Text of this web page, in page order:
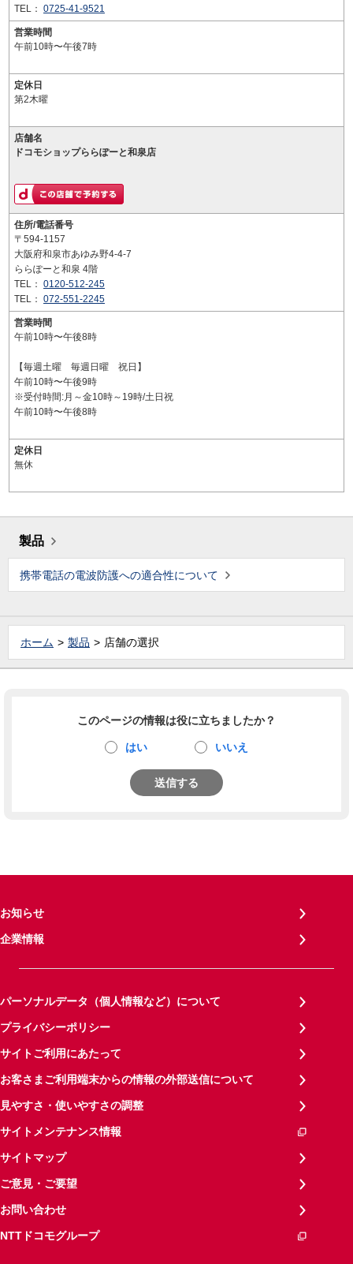
TEL： 0725-41-9521
営業時間
午前10時〜午後7時
定休日
第2木曜
店舗名
ドコモショップららぽーと和泉店
住所/電話番号
〒594-1157
大阪府和泉市あゆみ野4-4-7
ららぽーと和泉 4階
TEL： 0120-512-245
TEL： 072-551-2245
営業時間
午前10時〜午後8時
【毎週土曜 毎週日曜 祝日】
午前10時〜午後9時
※受付時間:月～金10時～19時/土日祝
午前10時〜午後8時
定休日
無休
製品
携帯電話の電波防護への適合性について
ホーム 製品 店舗の選択
このページの情報は役に立ちましたか？
はい いいえ
送信する
お知らせ
企業情報
パーソナルデータ（個人情報など）について
プライバシーポリシー
サイトご利用にあたって
お客さまご利用端末からの情報の外部送信について
見やすさ・使いやすさの調整
サイトメンテナンス情報
サイトマップ
ご意見・ご要望
お問い合わせ
NTTドコモグループ